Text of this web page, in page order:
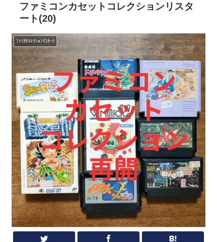
ファミコンカセットコレクションリスタ
ート(20)
ﾌｧﾐｶｾｺﾚｸｼｮﾝﾘｽﾀｰﾄ